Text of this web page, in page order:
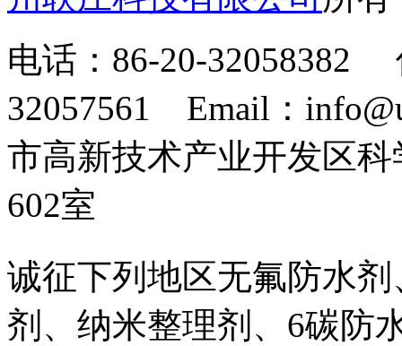
电话：86-20-32058382
32057561 Email：
市高新技术产业开发区
602室
诚征下列地区无氟防水
剂、纳米整理剂、6碳防